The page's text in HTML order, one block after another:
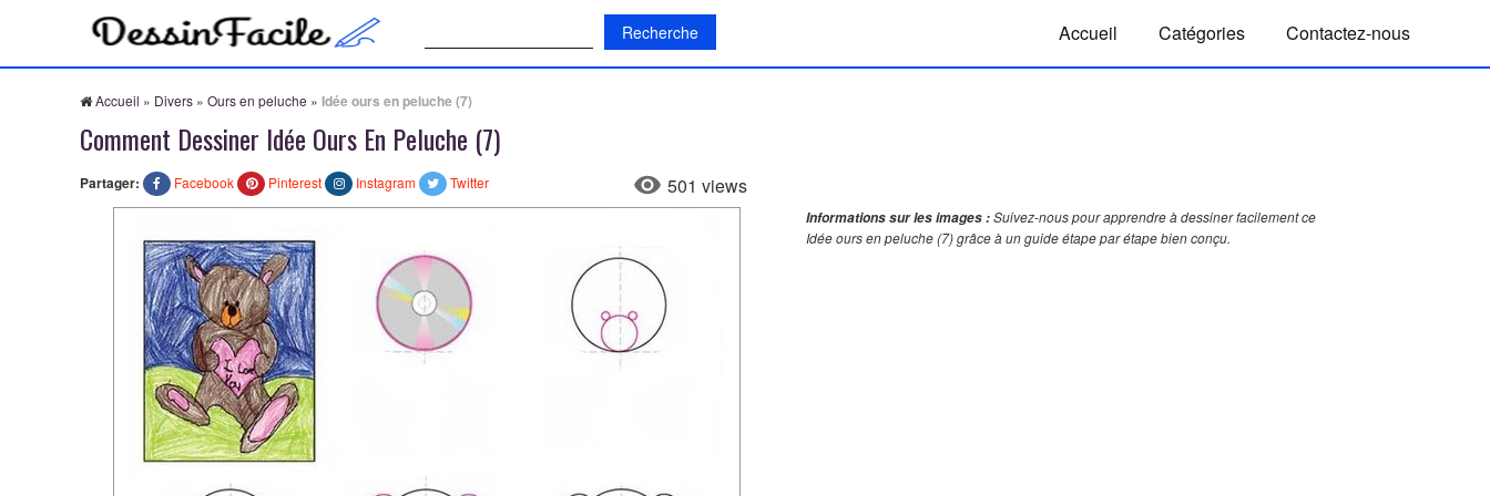
Accueil Catégories Contactez-nous
Accueil » Divers » Ours en peluche » Idée ours en peluche (7)
Comment Dessiner Idée Ours En Peluche (7)
Partager: Facebook Pinterest Instagram Twitter 501 views
Informations sur les images :Suivez-nous pour apprendre à dessiner facilement ce
Idée ours en peluche (7) grâce à un guide étape par étape bien conçu.